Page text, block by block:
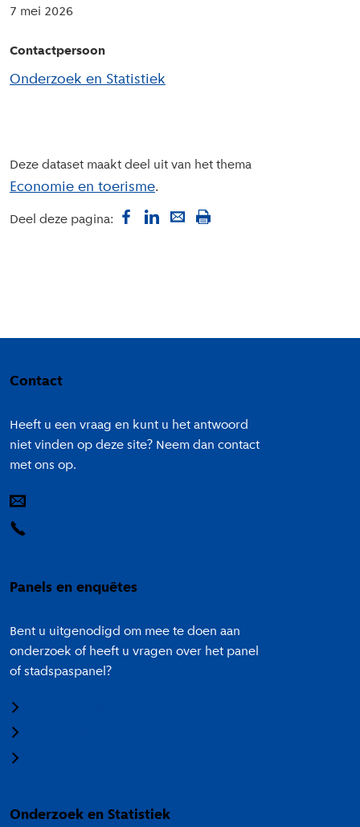
7 mei 2026
Contactpersoon
Onderzoek en Statistiek
Deze dataset maakt deel uit van het thema
Economie en toerisme
Deel deze pagina:
Contact
Heeft u een vraag en kunt u het antwoord
niet vinden op deze site? Neem dan contact
met ons op.
Panels en enquêtes
Bent u uitgenodigd om mee te doen aan
onderzoek of heeft u vragen over het panel
of stadspaspanel?
Onderzoek en Statistiek